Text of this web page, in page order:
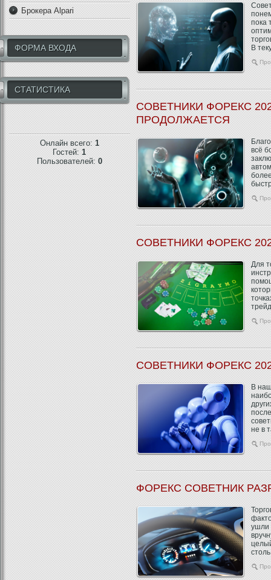
Брокера Alpari
ФОРМА ВХОДА
СТАТИСТИКА
Онлайн всего: 1
Гостей:1
Пользователей: 0
пока
В
СОВЕТНИКИ ФОРЕКС
ПРОДОЛЖАЕТСЯ
всё
СОВЕТНИКИ ФОРЕКС
Для
СОВЕТНИКИ ФОРЕКС
В
не в
ФОРЕКС СОВЕТНИК
ушли